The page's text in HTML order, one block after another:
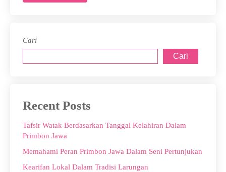
Cari
Cari
Recent Posts
Tafsir Watak Berdasarkan Tanggal Kelahiran Dalam
Primbon Jawa
Memahami Peran Primbon Jawa Dalam Seni Pertunjukan
Kearifan Lokal Dalam Tradisi Larungan